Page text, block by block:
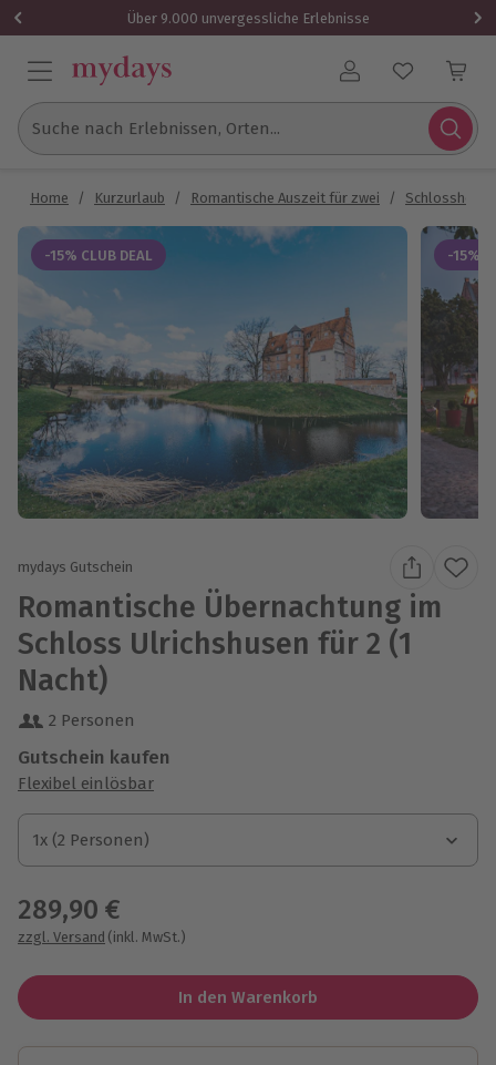
Über 9.000 unvergessliche Erlebnisse
Benutzerkonto
Suche nach Erlebnissen, Orten...
Home / Kurzurlaub / Romantische Auszeit für zwei / Schlosshotel
-15% CLUB DEAL -15%
mydays Gutschein
Romantische Übernachtung im
Schloss Ulrichshusen für 2 (1
Nacht)
2 Personen
Gutschein kaufen
Flexibel einlösbar
1x (2 Personen)
1x (2 Personen)
1x (2 Personen)
289,90 €
zzgl. Versand (inkl. MwSt.)
In den Warenkorb